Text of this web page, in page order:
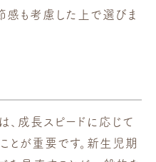
感も考慮した上で選びま
、成長スピードに応じて
とが重要です。新生児期